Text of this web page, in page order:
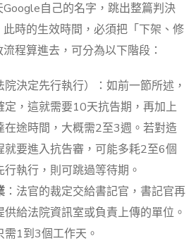
自己的名字，跳出整篇判決
時的生效時間，必須把「下架、修
程算進去，可分為以下階段：
院決定先行執行）：如前一節所述，
定，這就需要10天抗告期，再加上
在途時間，大概需2至3週。若對造
就要進入抗告審，可能多耗2至6個
執行，則可跳過等待期。
：法官的裁定交給書記官，書記官再
給法院資訊室或負責上傳的單位。
1到3個工作天。